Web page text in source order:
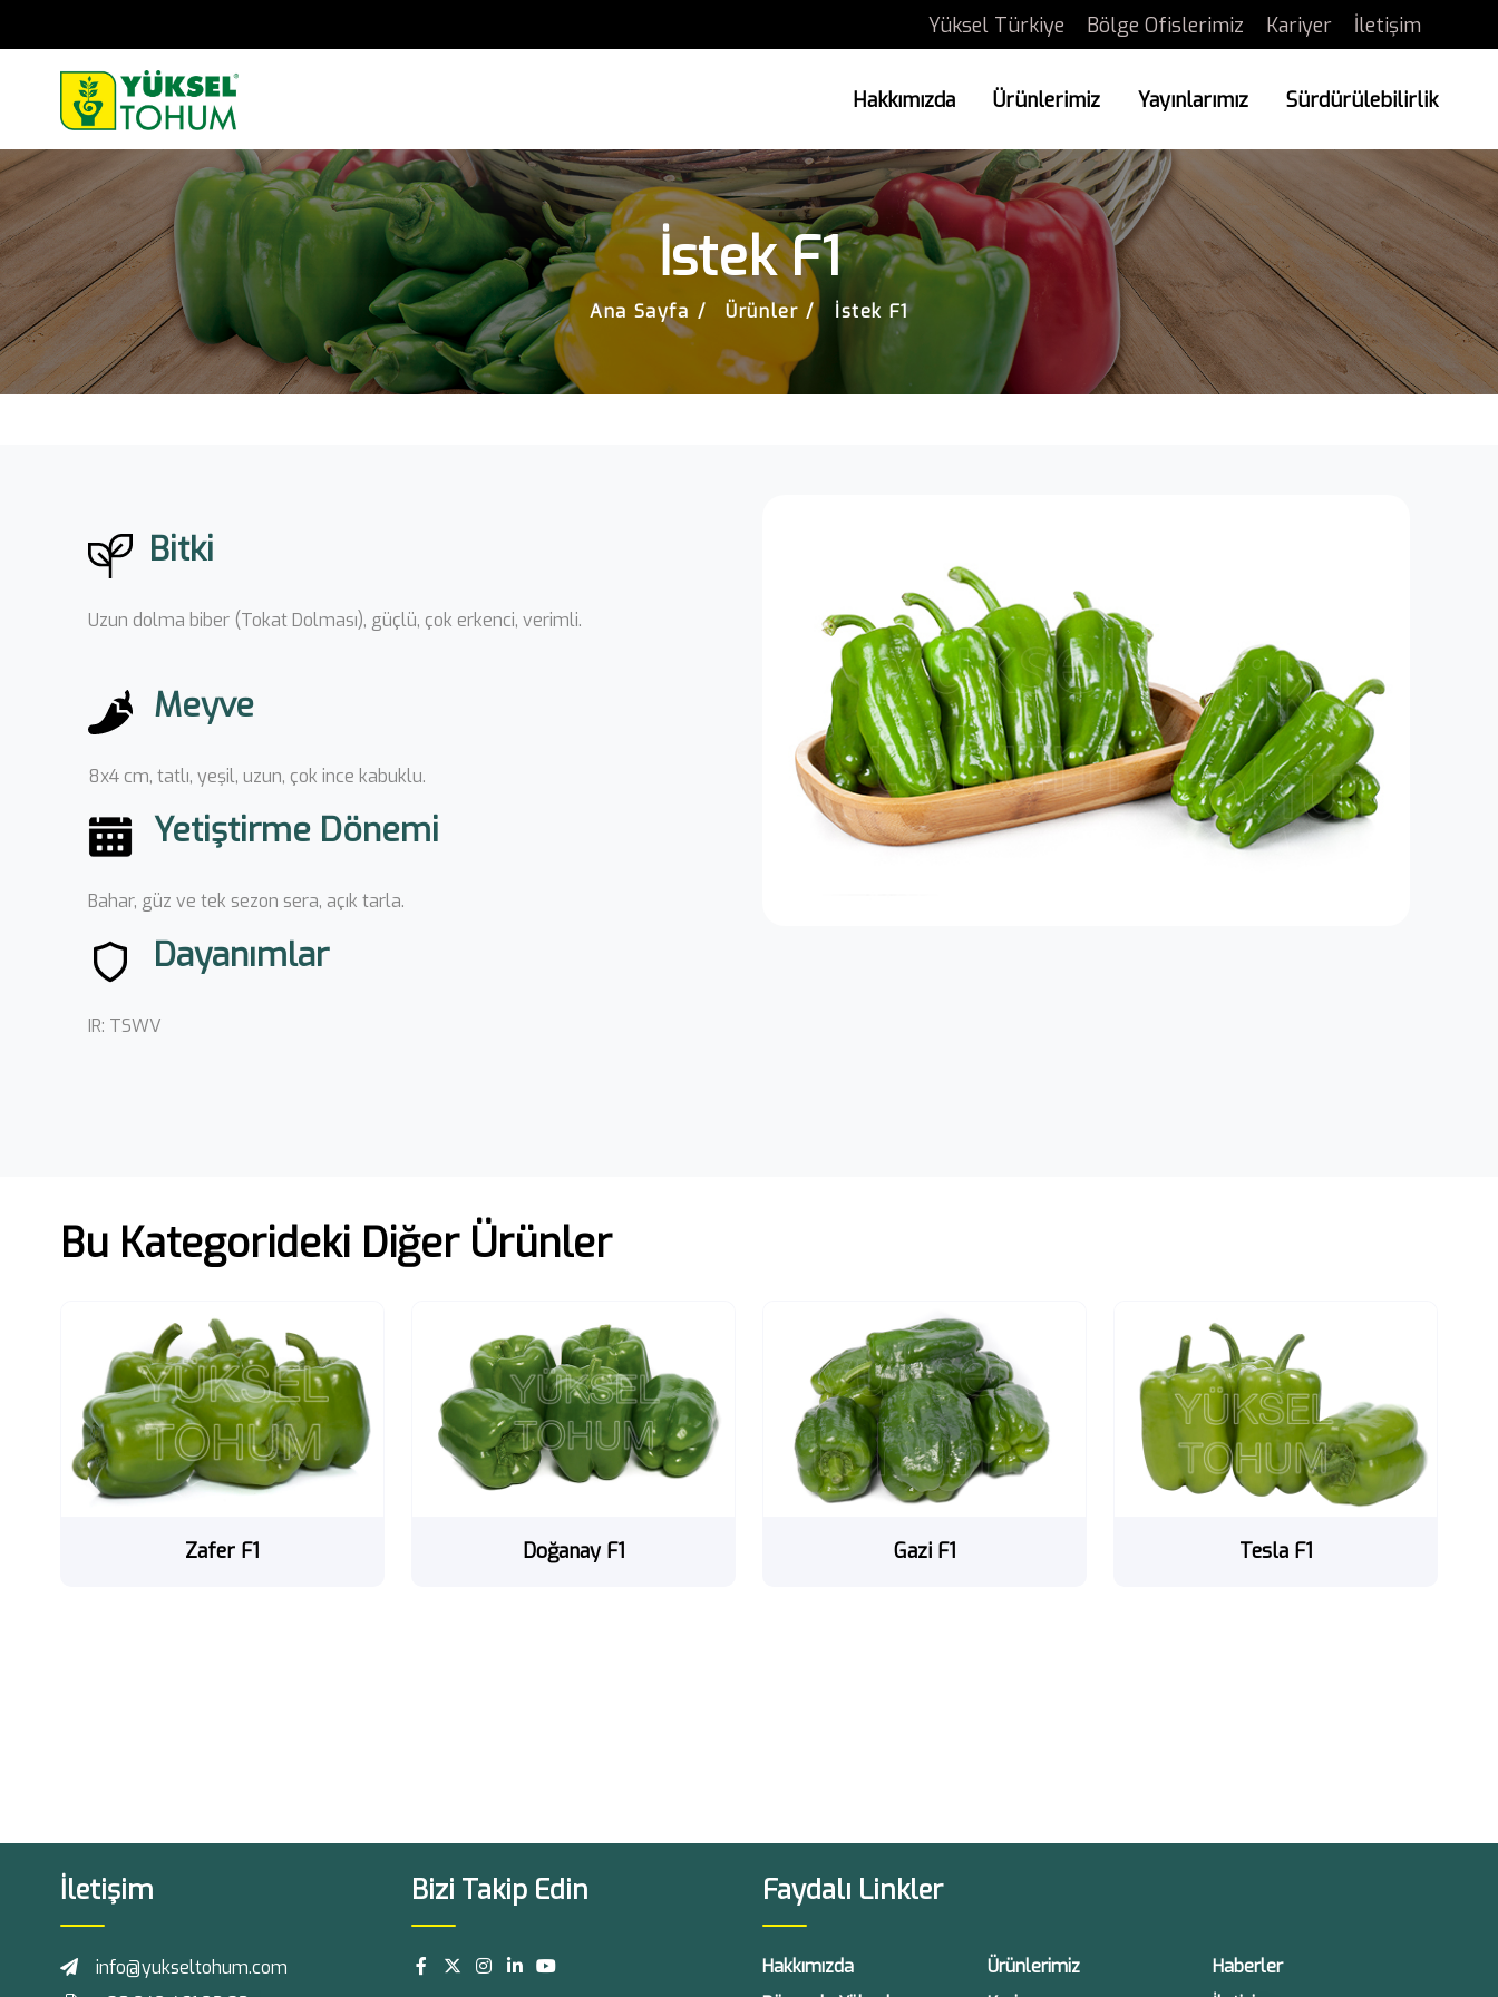
Yüksel Türkiye Bölge Ofislerimiz Kariyer İletişim
Hakkımızda Ürünlerimiz Yayınlarımız Sürdürülebilirlik
İstek F1
Ana Sayfa Ürünler İstek F1
Bitki
Uzun dolma biber (Tokat Dolması), güçlü, çok erkenci, verimli.
Meyve
8x4 cm, tatlı, yeşil, uzun, çok ince kabuklu.
Yetiştirme Dönemi
Bahar, güz ve tek sezon sera, açık tarla.
Dayanımlar
IR: TSWV
Bu Kategorideki Diğer Ürünler
Zafer F1 Doğanay F1 Gazi F1 Tesla F1
İletişim
info@yukseltohum.com
Bizi Takip Edin Faydalı Linkler
Hakkımızda Ürünlerimiz
Haberler